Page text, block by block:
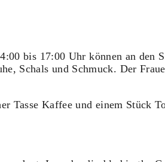
bis 17:00 Uhr können an den
Schals und Schmuck. Der
Tasse Kaffee und einem Stück